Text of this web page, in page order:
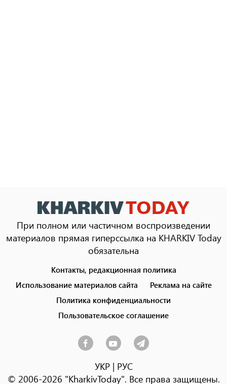
При полном или частичном воспроизведении
материалов прямая гиперссылка на KHARKIV Today
обязательна
menu
Контакты, редакционная политика
Использование материалов сайта
Реклама на сайте
Политика конфиденциальности
Пользовательское соглашение
УКР| РУС
© 2006-2026 "KharkivToday". Все права защищены.